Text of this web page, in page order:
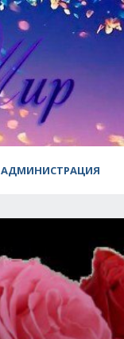
АДМИНИСТРАЦИЯ